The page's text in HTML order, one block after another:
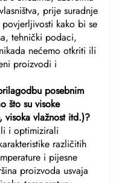
prije suradnje
kako bi se
tehnički podaci,
nećemo otkriti ili
proizvodi i
posebnim
što su visoke
visoka vlažnost itd.)?
i optimizirali
različitih
i pijesne
proizvoda usvaja